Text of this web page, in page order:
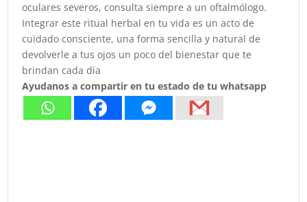
oculares severos, consulta siempre a un oftalmólogo.
Integrar este ritual herbal en tu vida es un acto de
cuidado consciente, una forma sencilla y natural de
devolverle a tus ojos un poco del bienestar que te
brindan cada día
Ayudanos a compartir en tu estado de tu whatsapp